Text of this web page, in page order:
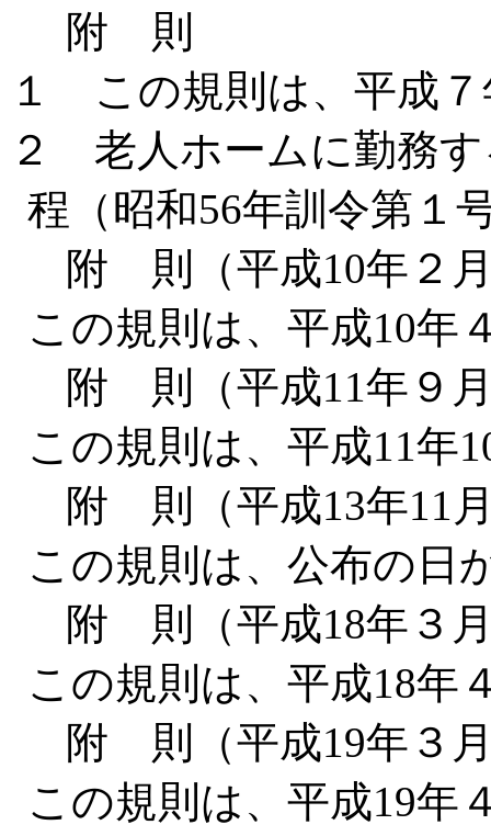
附 則
１ この規則は、平成
２ 老人ホームに勤務
程（昭和56年訓令第１
附 則（平成10年２
この規則は、平成10年
附 則（平成11年９
この規則は、平成11年
附 則（平成13年11
この規則は、公布の日
附 則（平成18年３
この規則は、平成18年
附 則（平成19年３
この規則は、平成19年